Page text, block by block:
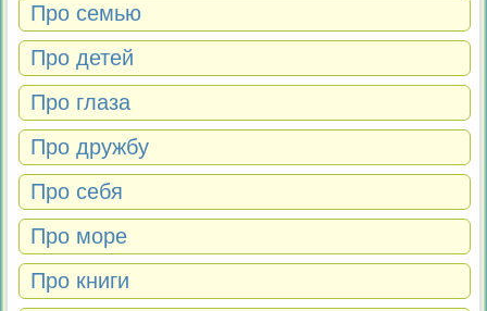
Про семью
Про детей
Про глаза
Про дружбу
Про себя
Про море
Про книги